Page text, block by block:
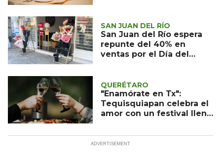
SAN JUAN DEL RÍO
San Juan del Río espera
repunte del 40% en
ventas por el Día del
QUERÉTARO
"Enamórate en Tx":
Tequisquiapan celebra el
amor con un festival lleno
experiencias únicas